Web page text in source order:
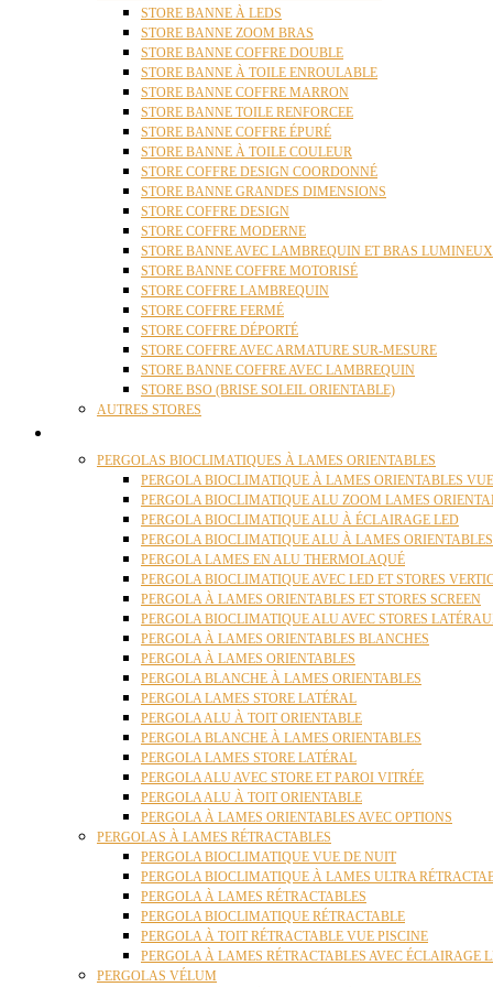
STORE BANNE À LEDS
STORE BANNE ZOOM BRAS
STORE BANNE COFFRE DOUBLE
STORE BANNE À TOILE ENROULABLE
STORE BANNE COFFRE MARRON
STORE BANNE TOILE RENFORCEE
STORE BANNE COFFRE ÉPURÉ
STORE BANNE À TOILE COULEUR
STORE COFFRE DESIGN COORDONNÉ
STORE BANNE GRANDES DIMENSIONS
STORE COFFRE DESIGN
STORE COFFRE MODERNE
STORE BANNE AVEC LAMBREQUIN ET BRAS LUMINEUX
STORE BANNE COFFRE MOTORISÉ
STORE COFFRE LAMBREQUIN
STORE COFFRE FERMÉ
STORE COFFRE DÉPORTÉ
STORE COFFRE AVEC ARMATURE SUR-MESURE
STORE BANNE COFFRE AVEC LAMBREQUIN
STORE BSO (BRISE SOLEIL ORIENTABLE)
AUTRES STORES
PERGOLAS BIOCLIMATIQUES À LAMES ORIENTABLES
PERGOLA BIOCLIMATIQUE À LAMES ORIENTABLES
PERGOLA BIOCLIMATIQUE ALU ZOOM LAMES
PERGOLA BIOCLIMATIQUE ALU À ÉCLAIRAGE LED
PERGOLA BIOCLIMATIQUE ALU À LAMES
PERGOLA LAMES EN ALU THERMOLAQUÉ
PERGOLA BIOCLIMATIQUE AVEC LED ET STORES
PERGOLA À LAMES ORIENTABLES ET STORES SCREEN
PERGOLA BIOCLIMATIQUE ALU AVEC STORES
PERGOLA À LAMES ORIENTABLES BLANCHES
PERGOLA À LAMES ORIENTABLES
PERGOLA BLANCHE À LAMES ORIENTABLES
PERGOLA LAMES STORE LATÉRAL
PERGOLA ALU À TOIT ORIENTABLE
PERGOLA BLANCHE À LAMES ORIENTABLES
PERGOLA LAMES STORE LATÉRAL
PERGOLA ALU AVEC STORE ET PAROI VITRÉE
PERGOLA ALU À TOIT ORIENTABLE
PERGOLA À LAMES ORIENTABLES AVEC OPTIONS
PERGOLAS À LAMES RÉTRACTABLES
PERGOLA BIOCLIMATIQUE VUE DE NUIT
PERGOLA BIOCLIMATIQUE À LAMES ULTRA
PERGOLA À LAMES RÉTRACTABLES
PERGOLA BIOCLIMATIQUE RÉTRACTABLE
PERGOLA À TOIT RÉTRACTABLE VUE PISCINE
PERGOLA À LAMES RÉTRACTABLES AVEC ÉCLAIRAGE
PERGOLAS VÉLUM